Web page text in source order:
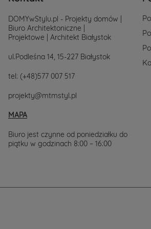
DOMYwStylu.pl - Projekty domów |
Biuro Architektoniczne |
Projektowe | Architekt Białystok
ul.Podleśna 14, 15-227 Białystok
tel: (+48)577 007 517
projekty@mtmstyl.pl
MAPA
Biuro jest czynne od poniedziałku do
piątku w godzinach 8:00 – 16:00